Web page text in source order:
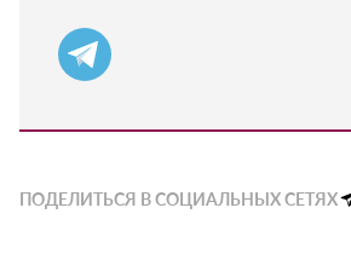
ПОДЕЛИТЬСЯ В СОЦИАЛЬНЫХ СЕТЯХ